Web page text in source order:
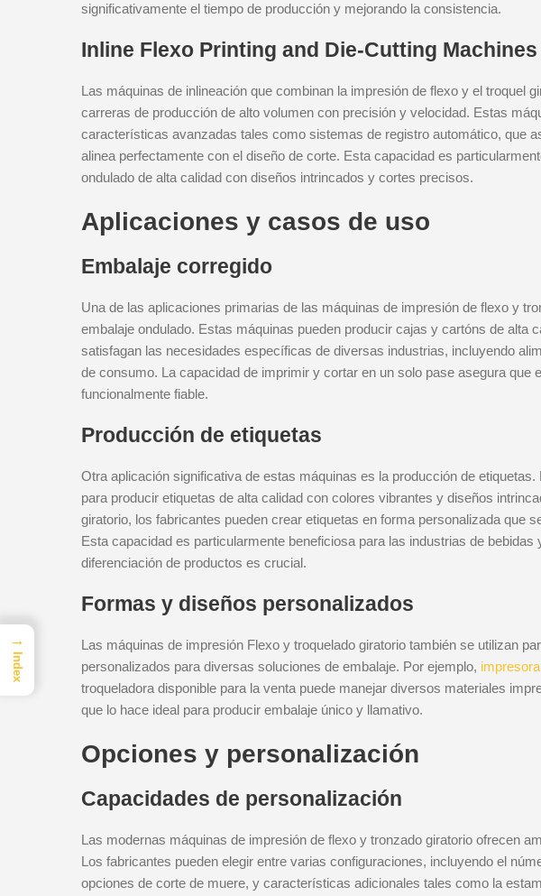
significativamente el tiempo de producción y mejorando la consistencia.
Inline Flexo Printing and Die-Cutting Machines
Las máquinas de inlineación que combinan la impresión de flexo y el troquel
carreras de producción de alto volumen con precisión y velocidad. Estas
características avanzadas tales como sistemas de registro automático, que
alinea perfectamente con el diseño de corte. Esta capacidad es
ondulado de alta calidad con diseños intrincados y cortes precisos.
Aplicaciones y casos de uso
Embalaje corregido
Una de las aplicaciones primarias de las máquinas de impresión de flexo y
embalaje ondulado. Estas máquinas pueden producir cajas y cartóns de alta
satisfagan las necesidades específicas de diversas industrias, incluyendo
de consumo. La capacidad de imprimir y cortar en un solo pase asegura que
funcionalmente fiable.
Producción de etiquetas
Otra aplicación significativa de estas máquinas es la producción de
para producir etiquetas de alta calidad con colores vibrantes y diseños
giratorio, los fabricantes pueden crear etiquetas en forma personalizada que
Esta capacidad es particularmente beneficiosa para las industrias de bebidas
diferenciación de productos es crucial.
Formas y diseños personalizados
Las máquinas de impresión Flexo y troquelado giratorio también se utilizan
personalizados para diversas soluciones de embalaje. Por ejemplo,
troqueladora disponible para la venta puede manejar diversos materiales
que lo hace ideal para producir embalaje único y llamativo.
Opciones y personalización
Capacidades de personalización
Las modernas máquinas de impresión de flexo y tronzado giratorio ofrecen
Los fabricantes pueden elegir entre varias configuraciones, incluyendo el
opciones de corte de muere, y características adicionales tales como la
→
Index